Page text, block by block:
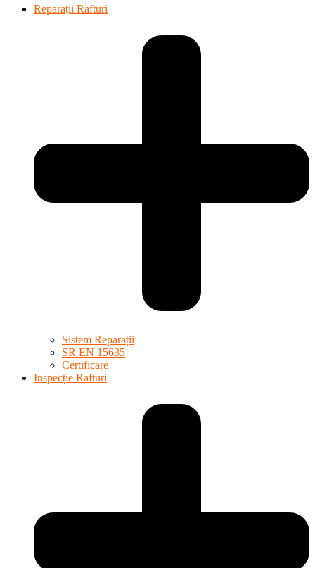
Reparații Rafturi
Sistem Reparații
SR EN 15635
Certificare
Inspecție Rafturi